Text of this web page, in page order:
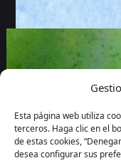
Esta página web utiliza
terceros. Haga clic en el
de estas cookies,
desea configurar sus